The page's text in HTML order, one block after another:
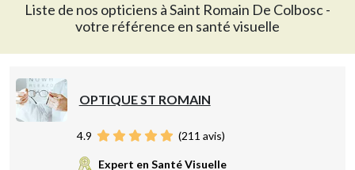
Liste de nos opticiens à Saint Romain De Colbosc -
votre référence en santé visuelle
OPTIQUE ST ROMAIN
4.9 (211 avis)
Expert en Santé Visuelle